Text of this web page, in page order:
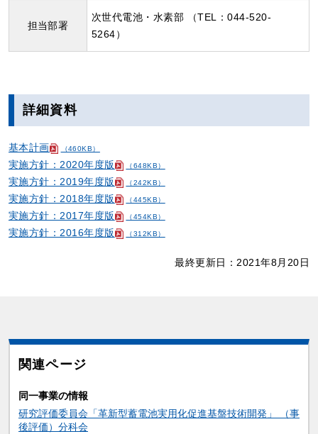
担当部署
次世代電池・水素部 （TEL：044-520-
5264）
詳細資料
基本計画 （460KB）
実施方針：2020年度版 （648KB）
実施方針：2019年度版 （242KB）
実施方針：2018年度版 （445KB）
実施方針：2017年度版 （454KB）
実施方針：2016年度版 （312KB）
最終更新日：2021年8月20日
関連ページ
同一事業の情報
研究評価委員会「革新型蓄電池実用化促進基盤技術開発」 （事
後評価）分科会